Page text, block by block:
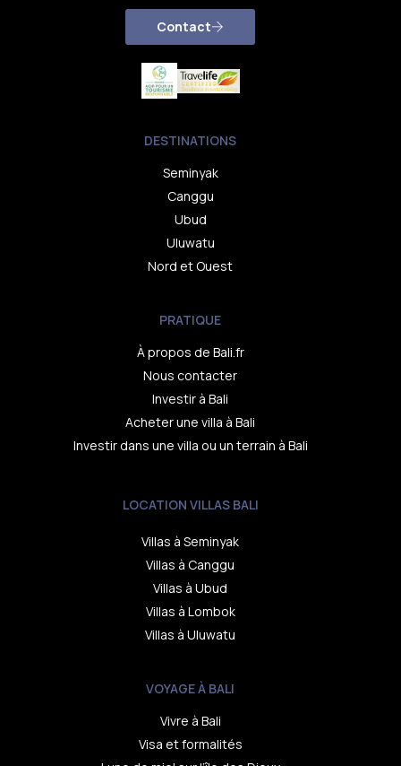
Contact
DESTINATIONS
Seminyak
Canggu
Ubud
Uluwatu
Nord et Ouest
PRATIQUE
À propos de Bali.fr
Nous contacter
Investir à Bali
Acheter une villa à Bali
Investir dans une villa ou un terrain à Bali
LOCATION VILLAS BALI
Villas à Seminyak
Villas à Canggu
Villas à Ubud
Villas à Lombok
Villas à Uluwatu
VOYAGE À BALI
Vivre à Bali
Visa et formalités